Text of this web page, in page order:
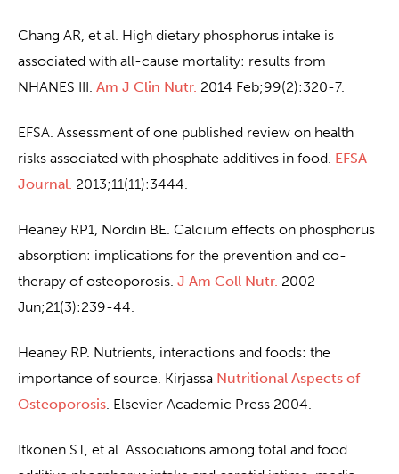
Chang AR, et al. High dietary phosphorus intake is
associated with all-cause mortality: results from
NHANES III. Am J Clin Nutr. 2014 Feb;99(2):320-7.
EFSA. Assessment of one published review on health
risks associated with phosphate additives in food. EFSA
Journal. 2013;11(11):3444.
Heaney RP1, Nordin BE. Calcium effects on phosphorus
absorption: implications for the prevention and co-
therapy of osteoporosis. J Am Coll Nutr. 2002
Jun;21(3):239-44.
Heaney RP. Nutrients, interactions and foods: the
importance of source. Kirjassa Nutritional Aspects of
Osteoporosis. Elsevier Academic Press 2004.
Itkonen ST, et al. Associations among total and food